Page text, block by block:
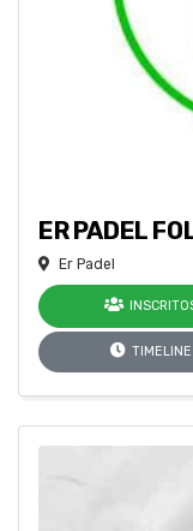
ER PADEL
Er Padel
TIMELINE